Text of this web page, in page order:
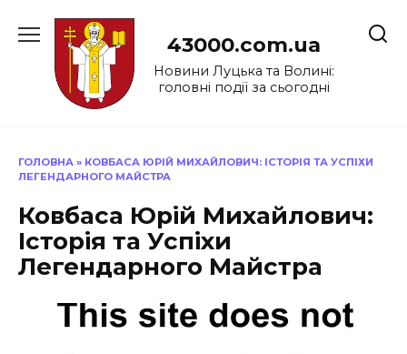
до
43000.com.ua
Новини Луцька та Волині:
головні події за сьогодні
ГОЛОВНА » КОВБАСА ЮРІЙ МИХАЙЛОВИЧ: ІСТОРІЯ ТА УСПІХИ
ЛЕГЕНДАРНОГО МАЙСТРА
Ковбаса Юрій Михайлович:
Історія та Успіхи
Легендарного Майстра